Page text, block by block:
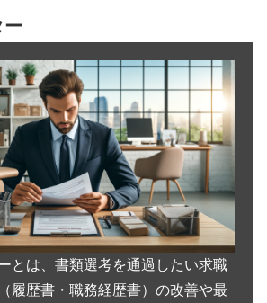
ー
とは、書類選考を通過したい求職
履歴書・職務経歴書）の改善や最